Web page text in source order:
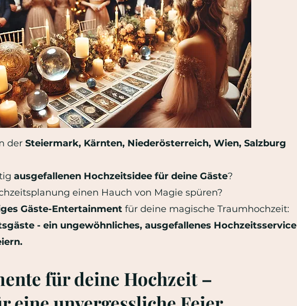
der Steiermark, Kärnten, Niederösterreich, Wien, Salzburg
ausgefallenen Hochzeitsidee für deine Gäste?
einen Hauch von Magie spüren?
Gäste-Entertainment für deine magische Traumhochzeit:
- ein ungewöhnliches, ausgefallenes Hochzeitsservice
für deine Hochzeit –